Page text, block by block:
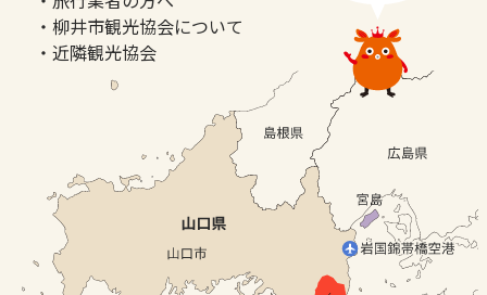
・柳井市観光協会について
・近隣観光協会